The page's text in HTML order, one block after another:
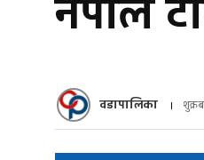
नेपाल
वडापालिका